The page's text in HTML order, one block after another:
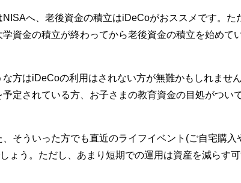
へ、老後資金の積立はiDeCoがおススメです。た
資金の積立が終わってから老後資金の積立を始めて
方はiDeCoの利用はされない方が無難かもしれませ
定されている方、お子さまの教育資金の目処がつい
そういった方でも直近のライフイベント(ご自宅購入
ょう。ただし、あまり短期での運用は資産を減らす